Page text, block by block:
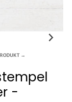
→
-